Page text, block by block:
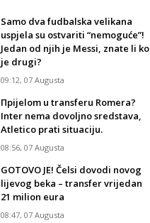
Samo dva fudbalska velikana
uspjela su ostvariti “nemoguće”!
Jedan od njih je Messi, znate li ko
je drugi?
09:12, 07 Augusta
Прijelom u transferu Romera?
Inter nema dovoljno sredstava,
Atletico prati situaciju.
08:56, 07 Augusta
GOTOVO JE! Čelsi dovodi novog
lijevog beka – transfer vrijedan
21 milion eura
08:47, 07 Augusta